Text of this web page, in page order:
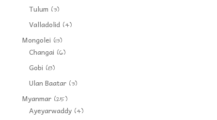
Tulum (3)
Valladolid(4)
Mongolei (13)
Changai (6)
Gobi (8)
Ulan Baatar(3)
Myanmar(25)
Ayeyarwaddy(4)